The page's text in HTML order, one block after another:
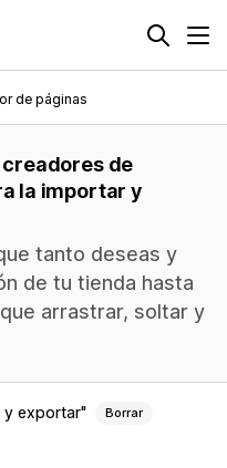
de páginas
de
la importar y
tanto deseas y
de tu tienda hasta
arrastrar, soltar y
y exportar Borrar